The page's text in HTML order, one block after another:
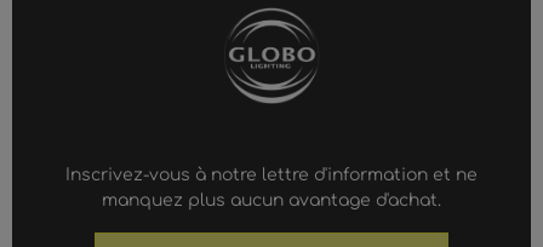
Inscrivez-vous à notre lettre d'information et ne
manquez plus aucun avantage d'achat.